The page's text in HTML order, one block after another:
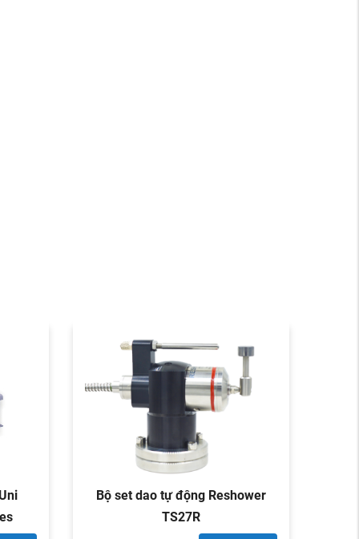
Bộ set dao tự động Reshower
TS27R